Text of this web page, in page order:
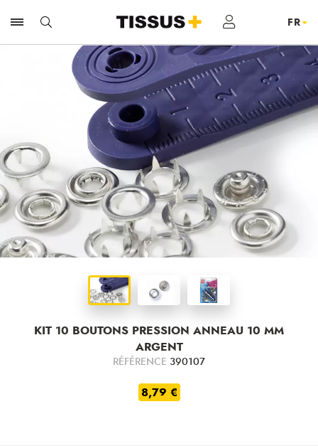
KIT 10 BOUTONS PRESSION ANNEAU 10 MM
ARGENT
RÉFÉRENCE 390107
8,79 €